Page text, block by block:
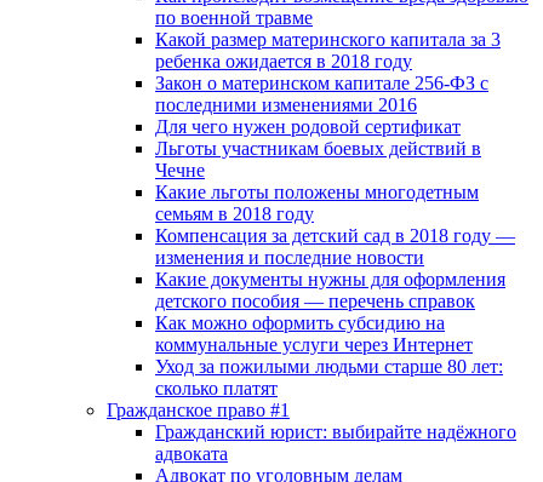
по военной травме
Какой размер материнского капитала за 3
ребенка ожидается в 2018 году
Закон о материнском капитале 256-ФЗ с
последними изменениями 2016
Для чего нужен родовой сертификат
Льготы участникам боевых действий в
Чечне
Какие льготы положены многодетным
семьям в 2018 году
Компенсация за детский сад в 2018 году —
изменения и последние новости
Какие документы нужны для оформления
детского пособия — перечень справок
Как можно оформить субсидию на
коммунальные услуги через Интернет
Уход за пожилыми людьми старше 80 лет:
сколько платят
Гражданское право #1
Гражданский юрист: выбирайте надёжного
адвоката
Адвокат по уголовным делам